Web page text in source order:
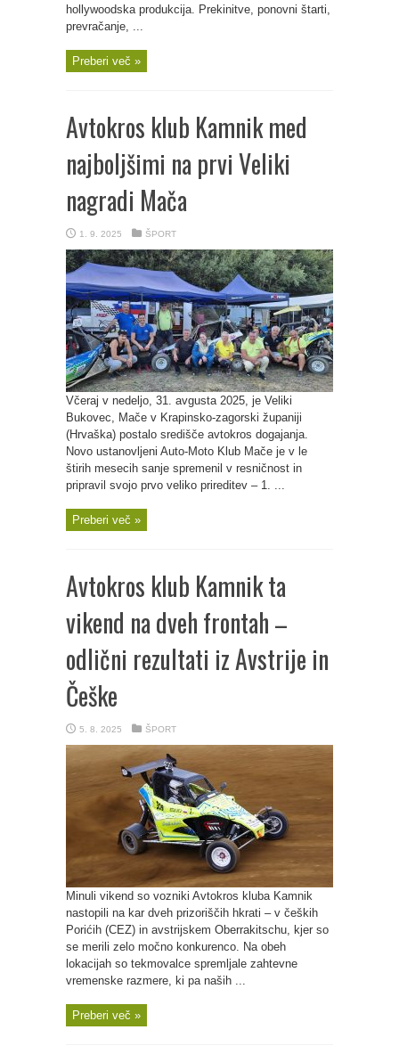
hollywoodska produkcija. Prekinitve, ponovni štarti,
prevračanje, ...
Preberi več »
Avtokros klub Kamnik med
najboljšimi na prvi Veliki
nagradi Mača
1. 9. 2025 ŠPORT
Včeraj v nedeljo, 31. avgusta 2025, je Veliki
Bukovec, Mače v Krapinsko-zagorski županiji
(Hrvaška) postalo središče avtokros dogajanja.
Novo ustanovljeni Auto-Moto Klub Mače je v le
štirih mesecih sanje spremenil v resničnost in
pripravil svojo prvo veliko prireditev – 1. ...
Preberi več »
Avtokros klub Kamnik ta
vikend na dveh frontah –
odlični rezultati iz Avstrije in
Češke
5. 8. 2025 ŠPORT
Minuli vikend so vozniki Avtokros kluba Kamnik
nastopili na kar dveh prizoriščih hkrati – v čeških
Porićih (CEZ) in avstrijskem Oberrakitschu, kjer so
se merili zelo močno konkurenco. Na obeh
lokacijah so tekmovalce spremljale zahtevne
vremenske razmere, ki pa naših ...
Preberi več »